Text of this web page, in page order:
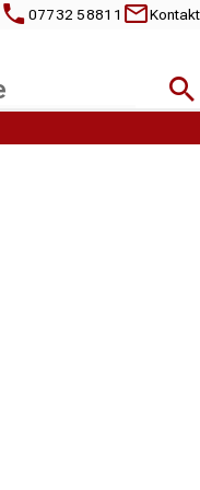
07732 58811 Kontakt